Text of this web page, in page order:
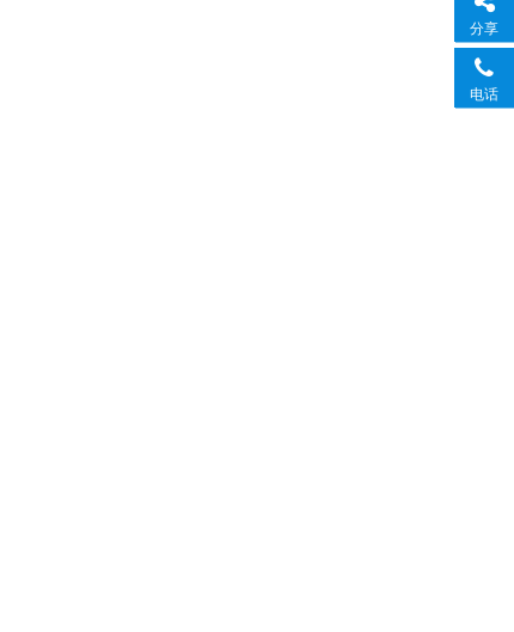
分享
电话